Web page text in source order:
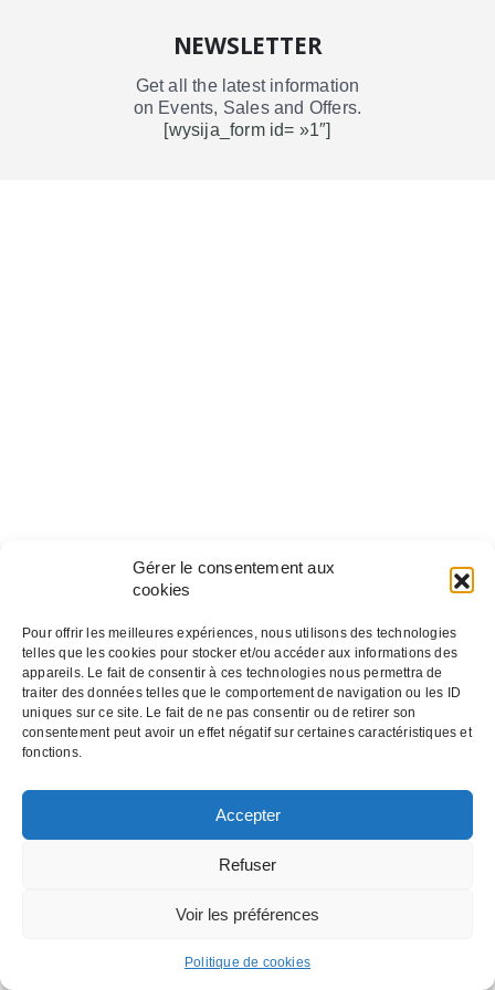
Gérer le consentement aux
cookies
Pour offrir les meilleures expériences, nous utilisons des technologies
telles que les cookies pour stocker et/ou accéder aux informations des
appareils. Le fait de consentir à ces technologies nous permettra de
traiter des données telles que le comportement de navigation ou les ID
uniques sur ce site. Le fait de ne pas consentir ou de retirer son
consentement peut avoir un effet négatif sur certaines caractéristiques et
fonctions.
Accepter
Refuser
Voir les préférences
Politique de cookies
NEWSLETTER
Get all the latest information
on Events, Sales and Offers.
[wysija_form id= »1″]